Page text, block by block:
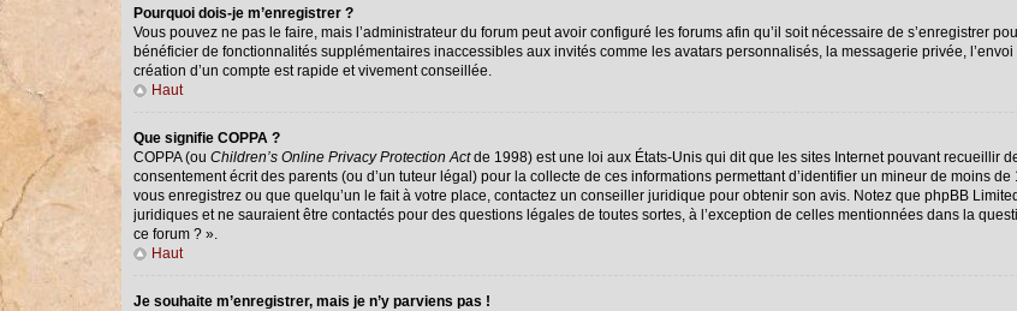
Pourquoi dois-je m’enregistrer ?
Vous pouvez ne pas le faire, mais l’administrateur du forum peut avoir configuré les forums afin qu’il soit nécessaire de s’enregistrer
bénéficier de fonctionnalités supplémentaires inaccessibles aux invités comme les avatars personnalisés, la messagerie privée,
création d’un compte est rapide et vivement conseillée.
Haut
Que signifie COPPA ?
COPPA (ou Children’s Online Privacy Protection Actde 1998) est une loi aux États-Unis qui dit que les sites Internet pouvant recueillir
consentement écrit des parents (ou d’un tuteur légal) pour la collecte de ces informations permettant d’identifier un mineur de moins
vous enregistrez ou que quelqu’un le fait à votre place, contactez un conseiller juridique pour obtenir son avis. Notez que phpBB
juridiques et ne sauraient être contactés pour des questions légales de toutes sortes, à l’exception de celles mentionnées dans la
ce forum ? ».
Haut
Je souhaite m’enregistrer, mais je n’y parviens pas !